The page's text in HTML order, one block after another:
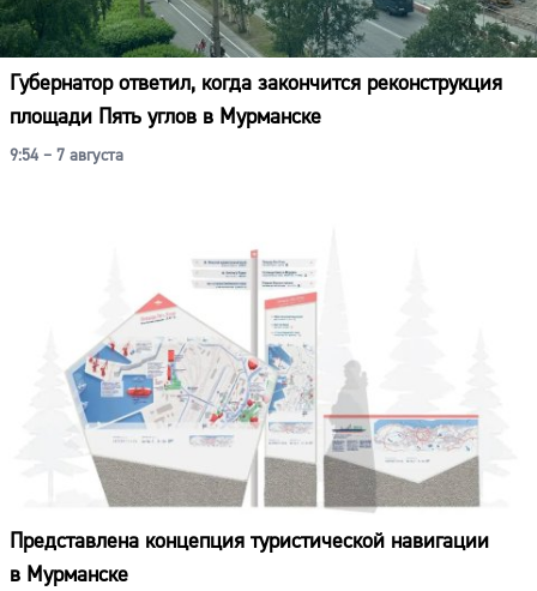
Губернатор ответил, когда закончится реконструкция
площади Пять углов в Мурманске
9:54 – 7 августа
Представлена концепция туристической навигации
в Мурманске